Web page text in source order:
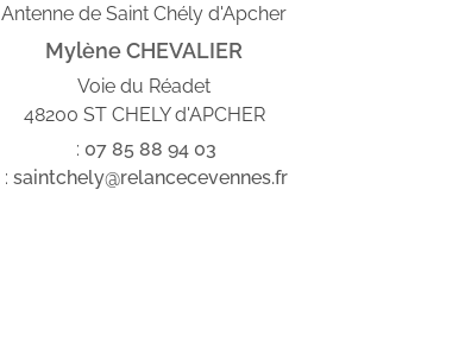
Antenne de Saint Chély d'Apcher
Mylène CHEVALIER
Voie du Réadet
48200 ST CHELY d'APCHER
: 07 85 88 94 03
: saintchely@relancecevennes.fr